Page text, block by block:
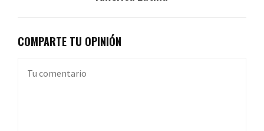
COMPARTE TU OPINIÓN